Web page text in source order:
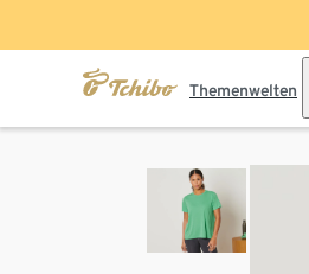
Themenwelten